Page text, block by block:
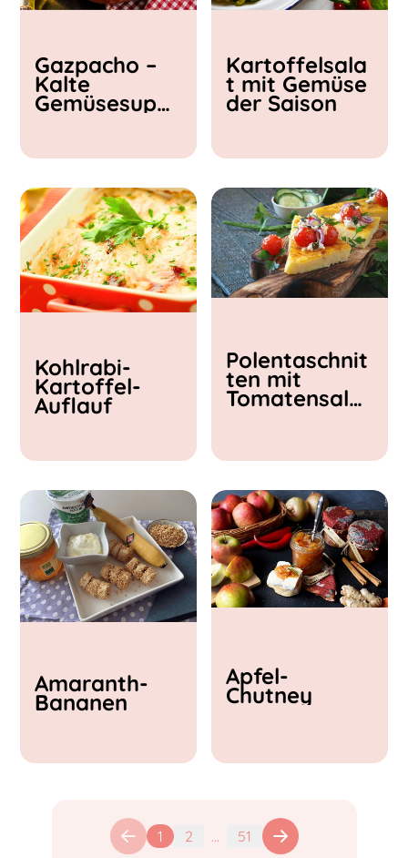
< 15 min
15 - 30 min
30 - 60 min
Gazpacho –
Kalte
Gemüsesupp
Kartoffelsala
t mit Gemüse
der Saison
Kohlrabi-
Kartoffel-
Auflauf
Polentaschnit
ten mit
Tomatensalat
Amaranth-
Bananen
Apfel-
Chutney
1 2 ... 51